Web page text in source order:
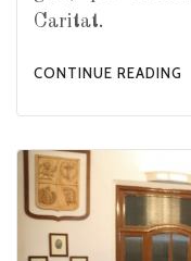
Caritat.
CONTINUE READING